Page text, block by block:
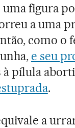
uma figura
a uma
como o
e seu
à pílula
.
a